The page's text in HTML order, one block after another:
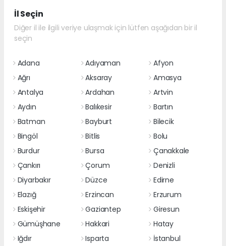
İl Seçin
Diğer il ile ilgili veriye ulaşmak için lütfen aşağıdan bir il
seçin
Adana Adıyaman
Afyon
Ağrı
Aksaray
Amasya
Antalya
Ardahan
Artvin
Aydın
Balıkesir
Bartın
Batman
Bayburt
Bilecik
Bingöl
Bitlis
Bolu
Burdur
Bursa
Çanakkale
Çankırı
Çorum
Denizli
Diyarbakır
Düzce
Edirne
Elazığ
Erzincan
Erzurum
Eskişehir
Gaziantep
Giresun
Gümüşhane
Hakkari
Hatay
Iğdır
Isparta
İstanbul